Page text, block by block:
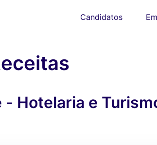
Candidatos
- Hotelaria e